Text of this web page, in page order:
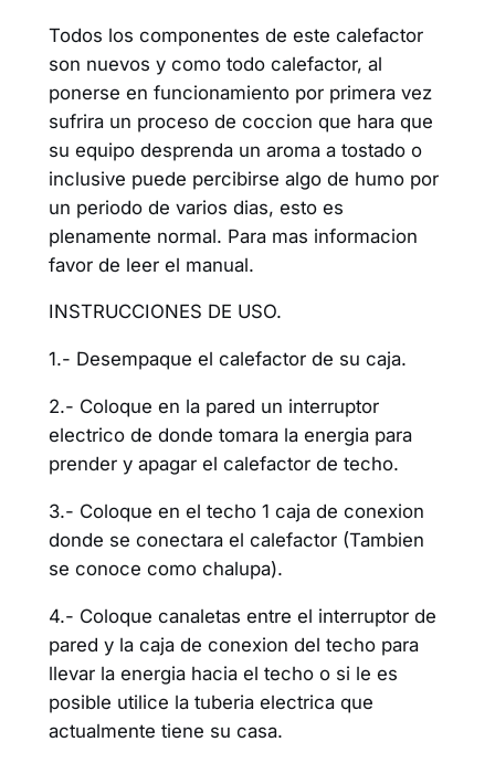
Todos los componentes de este calefactor
son nuevos y como todo calefactor, al
ponerse en funcionamiento por primera vez
sufrira un proceso de coccion que hara que
su equipo desprenda un aroma a tostado o
inclusive puede percibirse algo de humo por
un periodo de varios dias, esto es
plenamente normal. Para mas informacion
favor de leer el manual.
INSTRUCCIONES DE USO.
1.- Desempaque el calefactor de su caja.
2.- Coloque en la pared un interruptor
electrico de donde tomara la energia para
prender y apagar el calefactor de techo.
3.- Coloque en el techo 1 caja de conexion
donde se conectara el calefactor (Tambien
se conoce como chalupa).
4.- Coloque canaletas entre el interruptor de
pared y la caja de conexion del techo para
llevar la energia hacia el techo o si le es
posible utilice la tuberia electrica que
actualmente tiene su casa.